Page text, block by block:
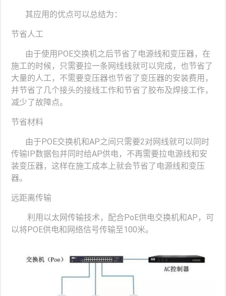
其应用的优点可以总结为：
节省人工
由于使用POE交换机之后节省了电源线和变压器，在
施工的时候，只需要拉一条网线线就可以完成，也节省了
大量的人工，不需要变压器也节省了变压器的安装费用，
并节省了几个接头的接线工作和节省了胶布及焊接工作，
减少了故障点。
节省材料
由于POE交换机和AP之间只需要2对网线就可以同时
传输IP数据包并同时给AP供电，不再需要拉电源线和安
装变压器，这样在施工成本上就会节省了电源线和变压
器。
远距离传输
利用以太网传输技术，配合PoE供电交换机和AP，可
以将POE供电和网络信号传输至100米。